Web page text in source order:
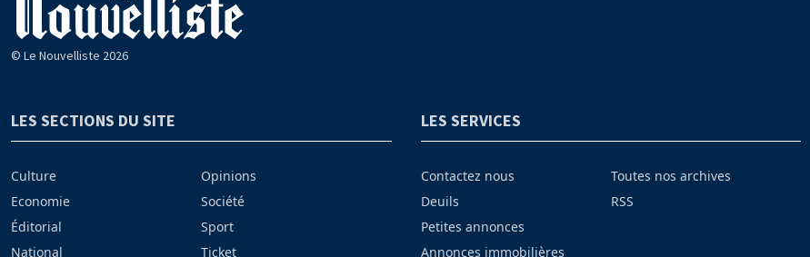
© Le Nouvelliste 2026
LES SECTIONS DU SITE
Culture
Economie
Éditorial
National
Opinions
Société
Sport
Ticket
LES SERVICES
Contactez nous
Deuils
Petites annonces
Annonces immobilières
Toutes nos archives
RSS